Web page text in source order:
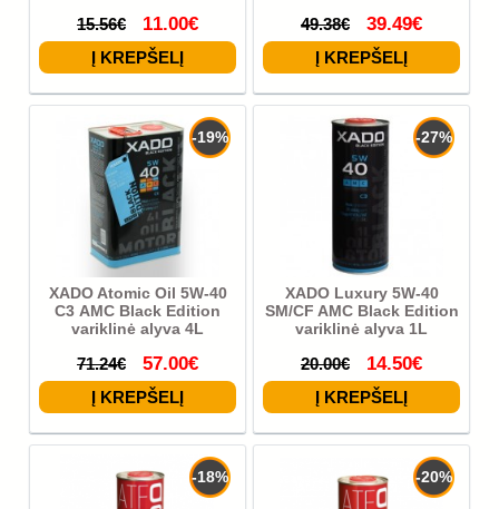
15.56€ 11.00€ 49.38€ 39.49€
-19%
XADO Atomic Oil 5W-40
С3 AMC Black Edition
variklinė alyva 4L
71.24€ 57.00€
-27%
XADO Luxury 5W-40
SM/CF AMC Black Edition
variklinė alyva 1L
20.00€ 14.50€
-18% -20%